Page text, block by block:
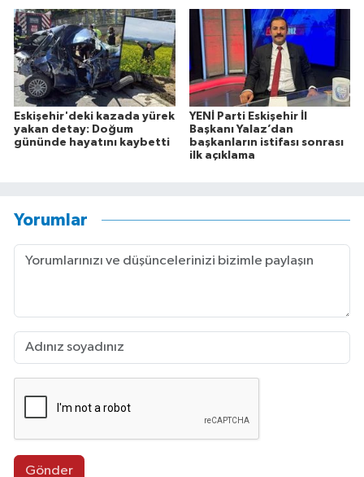
Eskişehir'deki kazada yürek
yakan detay: Doğum
gününde hayatını kaybetti
YENİ Parti Eskişehir İl
Başkanı Yalaz’dan
başkanların istifası sonrası
ilk açıklama
Yorumlar
Gönder